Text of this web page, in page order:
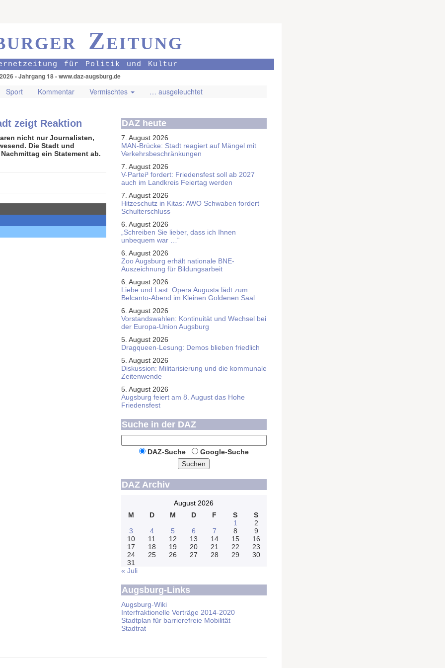
Zeitung
für Politik und Kultur
- Jahrgang 18 - www.daz-augsburg.de
Sport Kommentar Vermischtes … ausgeleuchtet
zeigt Reaktion
nicht nur Journalisten,
Die Stadt und
ein Statement ab.
DAZ heute
7. August 2026
MAN-Brücke: Stadt reagiert auf Mängel mit
Verkehrsbeschränkungen
7. August 2026
V-Partei­³ fordert: Friedens­fest soll ab 2027
auch im Land­kreis Feier­tag werden
7. August 2026
Hitzeschutz in Kitas: AWO Schwaben fordert
Schulterschluss
6. August 2026
„Schreiben Sie lieber, dass ich Ihnen
unbequem war …“
6. August 2026
Zoo Augsburg erhält nationale BNE-
Auszeichnung für Bildungsarbeit
6. August 2026
Liebe und Last: Opera Augusta lädt zum
Belcanto-Abend im Kleinen Goldenen Saal
6. August 2026
Vorstandswahlen: Kontinuität und Wechsel bei
der Europa-Union Augsburg
5. August 2026
Dragqueen-Lesung: Demos blieben friedlich
5. August 2026
Diskussion: Mi­li­ta­ri­sie­rung und die kommunale
Zeitenwende
5. August 2026
Augsburg feiert am 8. August das Hohe
Friedensfest
Suche in der DAZ
DAZ-Suche
Google-Suche
Suchen
DAZ Archiv
August 2026
M
D M D F S
S
1
2
3
4 5 6 7 8
9
10
11 12 13 14 15
16
17
18 19 20 21 22
23
24
25 26 27 28 29
30
31
« Juli
Augsburg-Links
Augsburg-Wiki
Interfraktionelle Verträge 2014-2020
Stadtplan für barrierefreie Mobilität
Stadtrat